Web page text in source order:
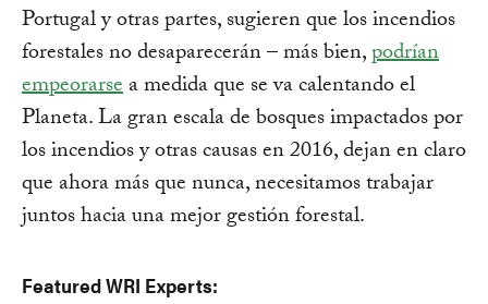
Portugal y otras partes, sugieren que los incendios
forestales no desaparecerán – más bien,podrían
empeorarsea medida que se va calentando el
Planeta. La gran escala de bosques impactados por
los incendios y otras causas en 2016, dejan en claro
que ahora más que nunca, necesitamos trabajar
juntos hacia una mejor gestión forestal.
Featured WRI Experts: